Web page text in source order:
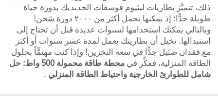
ذلك، تتميَّز بطاريات ليثيوم فوسفات الحديديك بدورة حياة
طويلة جدًّا؛ إذ يمكنها تحمل أكثر من ٢٠٠٠ دورة شحن!
وبالتالي يمكنك استخدامها لسنوات عديدة قبل أن تحتاج إلى
استبدالها. تخيل أن بطاريتك تعمل لمدة عشر سنوات أو أكثر
مع فقدان ضئيل جدًّا في سعة التخزين! وإذا كنت مهتمًّاً بحلول
الطاقة المنزلية، ففكِّر في
محطة طاقة محمولة 500 واط: حل
شامل للطوارئ الخارجية واحتياط الطاقة المنزلي .